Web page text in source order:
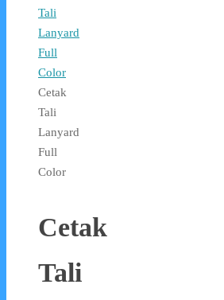
Tali
Lanyard
Full
Color
Cetak
Tali
Lanyard
Full
Color
Cetak
Tali